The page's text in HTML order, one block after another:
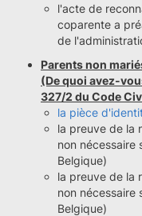
l'acte de
coparente a
de
Parents non
(De quoi avez-
327/2 du Code
la pièce
la preuve de la
non nécessaire
Belgique)
la preuve de la
non nécessaire
Belgique)